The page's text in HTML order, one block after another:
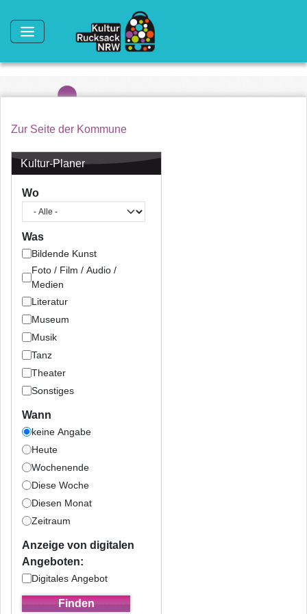
Zur Seite der Kommune
Kultur-Planer
Wo
Was
Bildende Kunst
Foto / Film / Audio /
Medien
Literatur
Museum
Musik
Tanz
Theater
Sonstiges
Wann
keine Angabe
Heute
Wochenende
Diese Woche
Diesen Monat
Zeitraum
Anzeige von digitalen
Angeboten:
Digitales Angebot